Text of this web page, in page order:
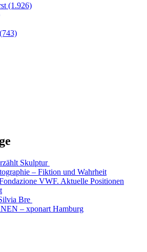
(1.926)
Skulptur
– Fiktion und Wahrheit
VWF. Aktuelle Positionen
Bre
– xponart Hamburg